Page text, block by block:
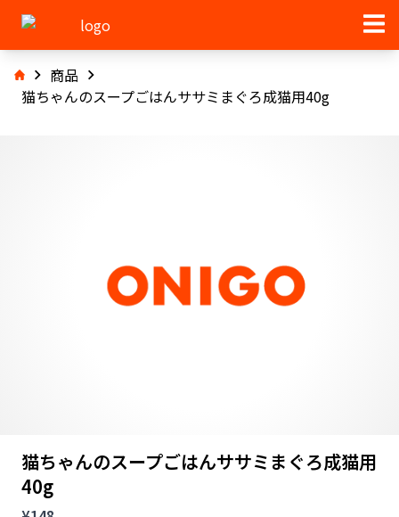
商品
猫ちゃんのスープごはんササミまぐろ成猫用40g
猫ちゃんのスープごはんササミまぐろ成猫用
40g